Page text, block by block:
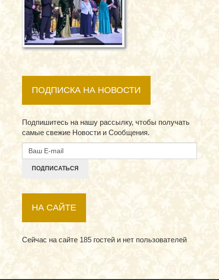
ПОДПИСКА НА НОВОСТИ
Подпишитесь на нашу рассылку, чтобы получать
самые свежие Новости и Сообщения.
ПОДПИСАТЬСЯ
НА САЙТЕ
Сейчас на сайте 185 гостей и нет пользователей